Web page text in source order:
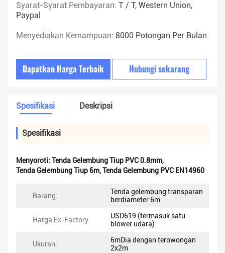
Syarat-Syarat Pembayaran: T / T, Western Union,
Paypal
Menyediakan Kemampuan: 8000 Potongan Per Bulan
Dapatkan Harga Terbaik Hubungi sekarang
Spesifikasi Deskripsi
Spesifikasi
Menyoroti: Tenda Gelembung Tiup PVC 0.8mm,
Tenda Gelembung Tiup 6m,Tenda Gelembung PVC EN14960
Barang:
Tenda gelembung transparan
berdiameter 6m
Harga Ex-Factory:
USD619 (termasuk satu
blower udara)
Ukuran:
6mDia dengan terowongan
2x2m